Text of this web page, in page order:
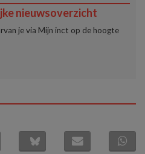
nieuwsoverzicht
je via Mijn inct op de hoogte